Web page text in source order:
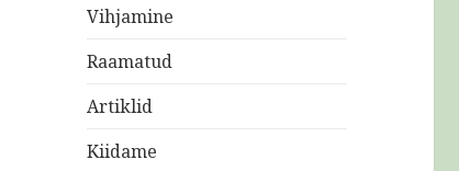
Vihjamine
Raamatud
Artiklid
Kiidame